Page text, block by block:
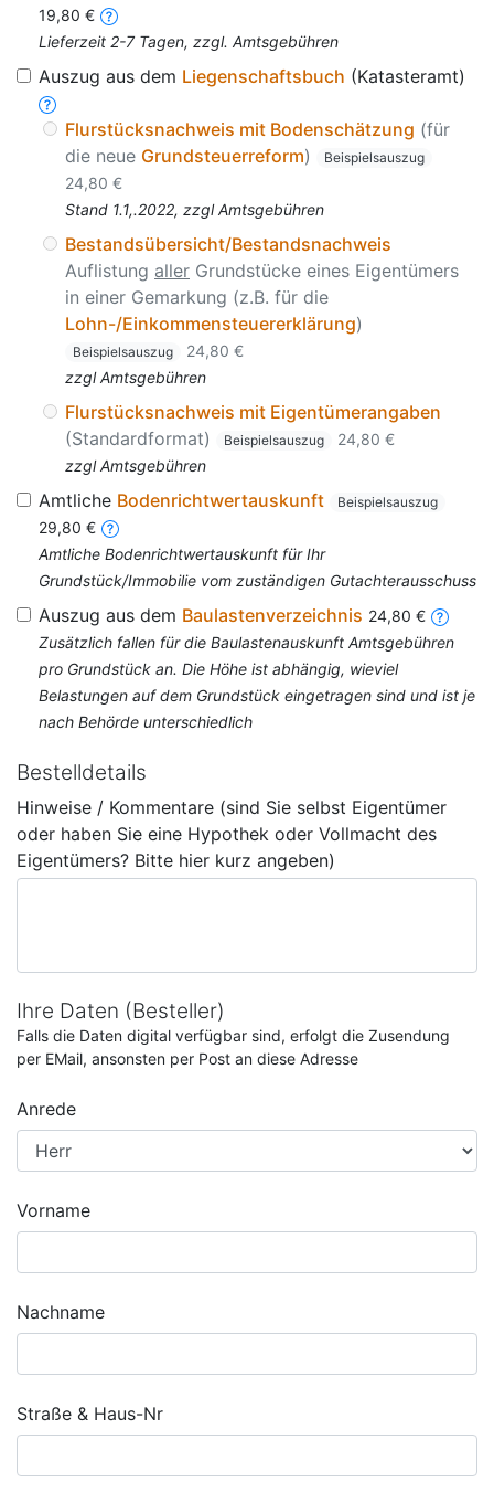
19,80 €
Lieferzeit 2-7 Tagen, zzgl. Amtsgebühren
Auszug aus dem Liegenschaftsbuch (Katasteramt)
Flurstücksnachweis mit Bodenschätzung (für
die neue Grundsteuerreform) Beispielsauszug
24,80 €
Stand 1.1,.2022, zzgl Amtsgebühren
Bestandsübersicht/Bestandsnachweis
Auflistung aller Grundstücke eines Eigentümers
in einer Gemarkung (z.B. für die
Lohn-/Einkommensteuererklärung)
Beispielsauszug
24,80 €
zzgl Amtsgebühren
Flurstücksnachweis mit Eigentümerangaben
(Standardformat)
Beispielsauszug
24,80 €
zzgl Amtsgebühren
Amtliche Bodenrichtwertauskunft Beispielsauszug
29,80 €
Amtliche Bodenrichtwertauskunft für Ihr
Grundstück/Immobilie vom zuständigen Gutachterausschuss
Auszug aus dem Baulastenverzeichnis 24,80 €
Zusätzlich fallen für die Baulastenauskunft Amtsgebühren
pro Grundstück an. Die Höhe ist abhängig, wieviel
Belastungen auf dem Grundstück eingetragen sind und ist je
nach Behörde unterschiedlich
Bestelldetails
Hinweise / Kommentare (sind Sie selbst Eigentümer
oder haben Sie eine Hypothek oder Vollmacht des
Eigentümers? Bitte hier kurz angeben)
Ihre Daten (Besteller)
Falls die Daten digital verfügbar sind, erfolgt die Zusendung
per EMail, ansonsten per Post an diese Adresse
Anrede
Vorname
Nachname
Straße & Haus-Nr